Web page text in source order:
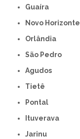
Guaíra
Novo Horizonte
Orlândia
São Pedro
Agudos
Tietê
Pontal
Ituverava
Jarinu